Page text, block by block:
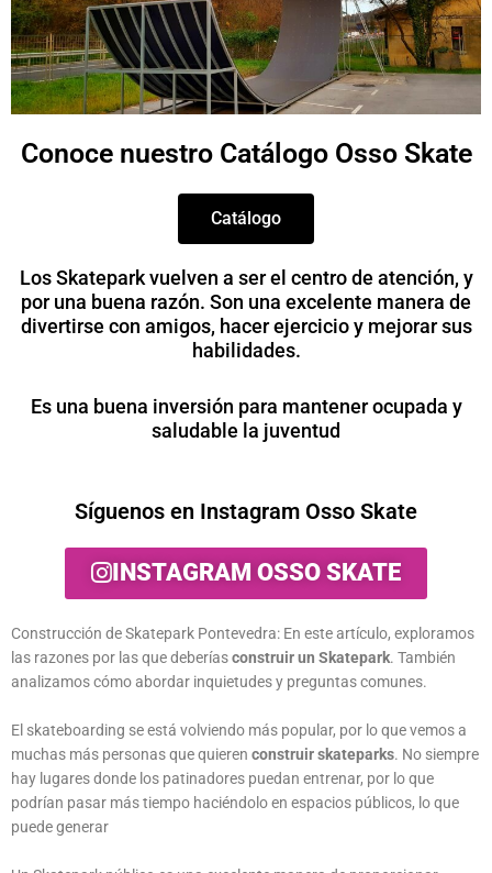
Conoce nuestro Catálogo Osso Skate
Catálogo
Los Skatepark vuelven a ser el centro de atención, y
por una buena razón. Son una excelente manera de
divertirse con amigos, hacer ejercicio y mejorar sus
habilidades.
Es una buena inversión para mantener ocupada y
saludable la juventud
Síguenos en Instagram Osso Skate
INSTAGRAM OSSO SKATE
Construcción de Skatepark Pontevedra: En este artículo, exploramos
las razones por las que deberíasconstruir un Skatepark. También
analizamos cómo abordar inquietudes y preguntas comunes.
El skateboarding se está volviendo más popular, por lo que vemos a
muchas más personas que quieren construir skateparks. No siempre
hay lugares donde los patinadores puedan entrenar, por lo que
podrían pasar más tiempo haciéndolo en espacios públicos, lo que
puede generar